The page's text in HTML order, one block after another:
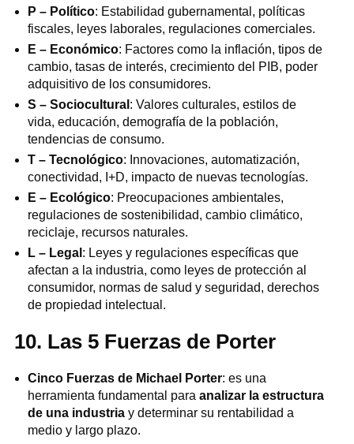
P – Político: Estabilidad gubernamental, políticas
fiscales, leyes laborales, regulaciones comerciales.
E – Económico: Factores como la inflación, tipos de
cambio, tasas de interés, crecimiento del PIB, poder
adquisitivo de los consumidores.
S – Sociocultural : Valores culturales, estilos de
vida, educación, demografía de la población,
tendencias de consumo.
T – Tecnológico: Innovaciones, automatización,
conectividad, I+D, impacto de nuevas tecnologías.
E – Ecológico: Preocupaciones ambientales,
regulaciones de sostenibilidad, cambio climático,
reciclaje, recursos naturales.
L – Legal : Leyes y regulaciones específicas que
afectan a la industria, como leyes de protección al
consumidor, normas de salud y seguridad, derechos
de propiedad intelectual.
10. Las 5 Fuerzas de Porter
Cinco Fuerzas de Michael Porter: es una
herramienta fundamental paraanalizar la estructura
de una industria y determinar su rentabilidad a
medio y largo plazo.